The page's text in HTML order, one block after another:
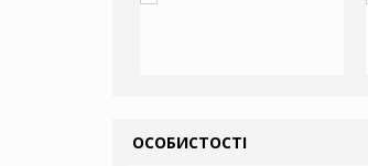
ОСОБИСТОСТІ